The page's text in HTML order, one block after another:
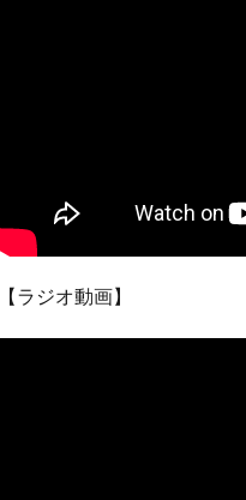
【ラジオ動画】